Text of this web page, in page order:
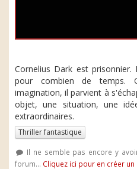
Cornelius Dark est
pour combien de temps.
imagination, il parvient à
objet, une situation, une
extraordinaires.
Thriller fantastique
Il ne semble pas encore y
forum... Cliquez ici pour en créer un !